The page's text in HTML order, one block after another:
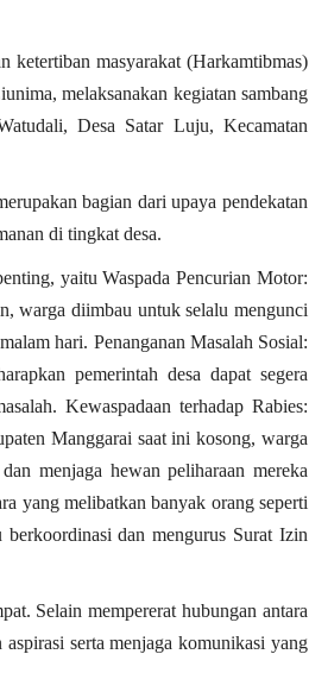
ketertiban masyarakat (Harkamtibmas)
, melaksanakan kegiatan sambang
Desa Satar Luju, Kecamatan
bagian dari upaya pendekatan
di tingkat desa.
yaituWaspada Pencurian Motor:
warga diimbau untuk selalu mengunci
hari. Penanganan Masalah Sosial:
pemerintah desa dapat segera
Kewaspadaan terhadap Rabies:
Manggarai saat ini kosong, warga
menjaga hewan peliharaan mereka
yang melibatkan banyak orang seperti
dan mengurus Surat Izin
Selain mempererat hubungan antara
serta menjaga komunikasi yang